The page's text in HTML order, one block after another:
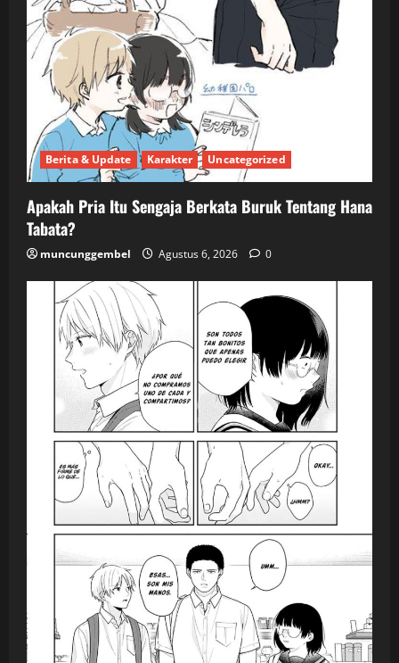
Berita & Update Karakter Uncategorized
Apakah Pria Itu Sengaja Berkata Buruk Tentang Hana
Tabata?
muncunggembel Agustus 6, 2026 0